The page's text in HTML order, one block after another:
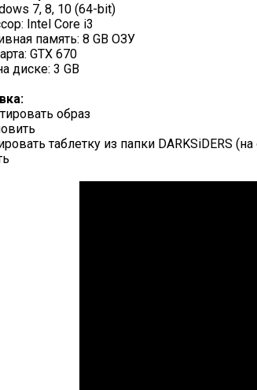
7, 8, 10 (64-bit)
Intel Core i3
память: 8 GB ОЗУ
GTX 670
диске: 3 GB
образ
таблетку из папки DARKSiDERS